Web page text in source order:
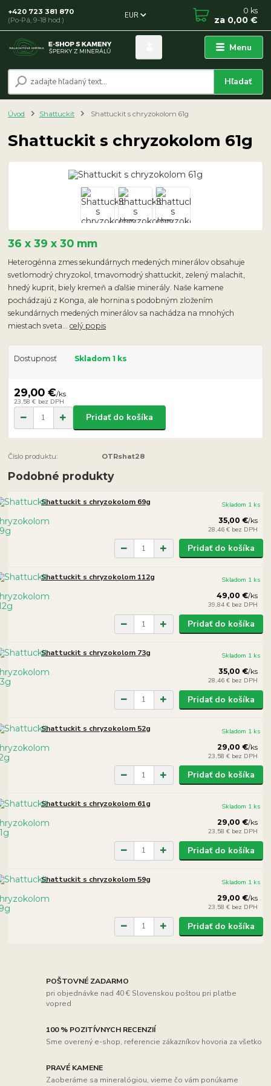
Menu
EUR
Hľadať
+420 723 381 870
(Po-Pá, 9-18 hod.)
0 ks
za 0,00 €
Úvod Shattuckit Shattuckit s chryzokolom 61g
Shattuckit s chryzokolom 61g
36 x 39 x 30 mm
Heterogénna zmes sekundárnych medených minerálov obsahuje
svetlomodrý chryzokol, tmavomodrý shattuckit, zelený malachit,
hnedý kuprit, biely kremeň a ďalšie minerály. Naše kamene
pochádzajú z Konga, ale hornina s podobným zložením
sekundárnych medených minerálov sa nachádza na mnohých
miestach sveta...celý popis
Dostupnosť Skladom 1 ks
29,00 €/ks
23,58 € bez DPH
Pridať do košíka
Číslo produktu: OTRshat28
Podobné produkty
Shattuckit s chryzokolom 69g
35,00 €/ks
28,46 € bez DPH
Skladom 1 ks
Pridať do košíka
Shattuckit s chryzokolom 112g
49,00 €/ks
39,84 € bez DPH
Skladom 1 ks
Pridať do košíka
Shattuckit s chryzokolom 73g
35,00 €/ks
28,46 € bez DPH
Skladom 1 ks
Pridať do košíka
Shattuckit s chryzokolom 52g
29,00 €/ks
23,58 € bez DPH
Skladom 1 ks
Pridať do košíka
Shattuckit s chryzokolom 61g
29,00 €/ks
23,58 € bez DPH
Skladom 1 ks
Pridať do košíka
Shattuckit s chryzokolom 59g
29,00 €/ks
23,58 € bez DPH
Skladom 1 ks
Pridať do košíka
POŠTOVNÉ ZADARMO
pri objednávke nad 40 € Slovenskou poštou pri platbe
vopred
100 % POZITÍVNYCH RECENZIÍ
Sme overený e-shop, referencie zákazníkov hovoria za všetko
PRAVÉ KAMENE
Zaoberáme sa mineralógiou, vieme čo vám ponúkame